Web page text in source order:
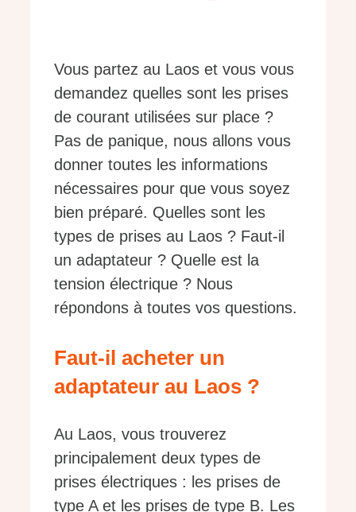
Vous partez au Laos et vous vous
demandez quelles sont les prises
de courant utilisées sur place ?
Pas de panique, nous allons vous
donner toutes les informations
nécessaires pour que vous soyez
bien préparé. Quelles sont les
types de prises au Laos ? Faut-il
un adaptateur ? Quelle est la
tension électrique ? Nous
répondons à toutes vos questions.
Faut-il acheter un
adaptateur au Laos ?
Au Laos, vous trouverez
principalement deux types de
prises électriques : les prises de
type A et les prises de type B. Les